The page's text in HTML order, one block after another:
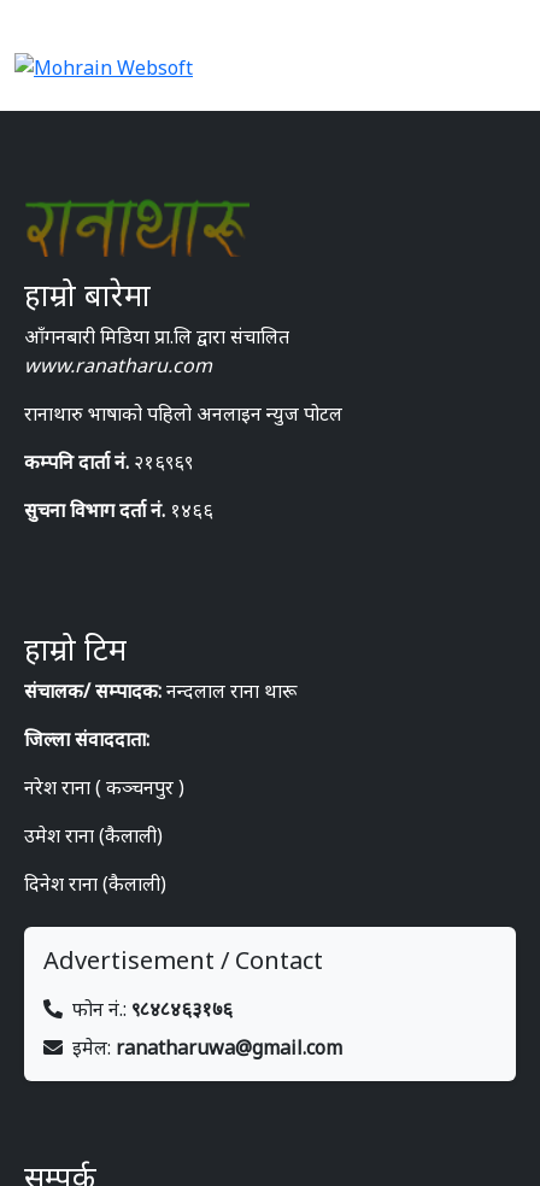
हाम्रो बारेमा
आँगनबारी मिडिया प्रा.लि द्वारा संचालित
www.ranatharu.com
रानाथारु भाषाको पहिलो अनलाइन न्युज पोटल
कम्पनि दार्ता नं. २१६९६९
सुचना विभाग दर्ता नं. १४६६
हाम्रो टिम
संचालक/ सम्पादक:नन्दलाल राना थारू
जिल्ला संवाददाता:
नरेश राना ( कञ्चनपुर )
उमेश राना (कैलाली)
दिनेश राना (कैलाली)
Advertisement / Contact
फोन नं.: ९८४८४६३१७६
इमेल: ranatharuwa@gmail.com
सम्पर्क